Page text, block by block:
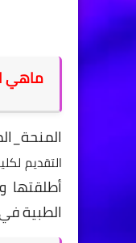
ماهي
التقديم لكليات طب
أطلقتها
الطبية